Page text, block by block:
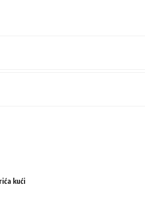
kući